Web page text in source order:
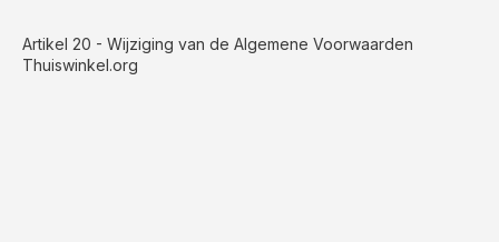
Artikel 20 - Wijziging van de Algemene Voorwaarden
Thuiswinkel.org